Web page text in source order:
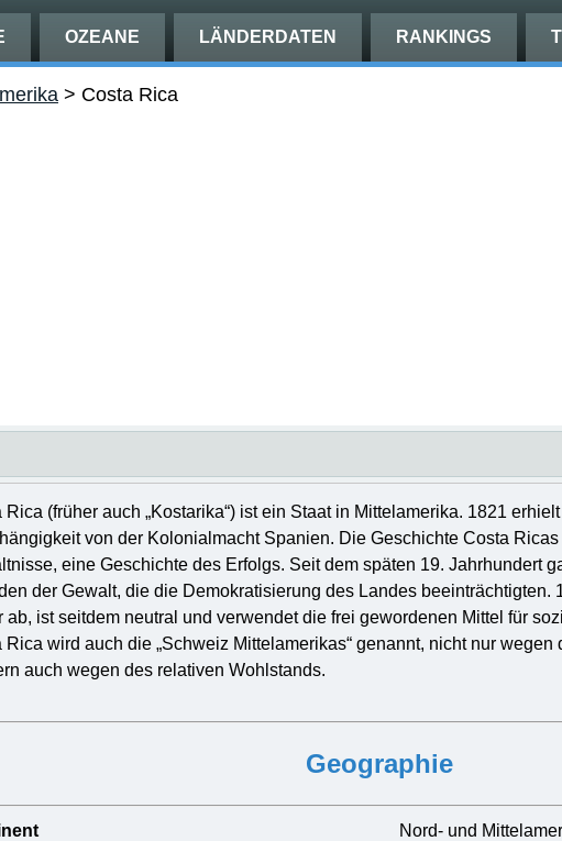
OZEANE LÄNDERDATEN RANKINGS
> Costa Rica
Rica (früher auch „Kostarika“) ist ein Staat in Mittelamerika. 1821
von der Kolonialmacht Spanien. Die Geschichte Costa
eine Geschichte des Erfolgs. Seit dem späten 19. Jahrhundert
der Gewalt, die die Demokratisierung des Landes beeinträchtigten.
ab, ist seitdem neutral und verwendet die frei gewordenen Mittel für
Rica wird auch die „Schweiz Mittelamerikas“ genannt, nicht nur wegen
auch wegen des relativen Wohlstands.
Geographie
Nord- und